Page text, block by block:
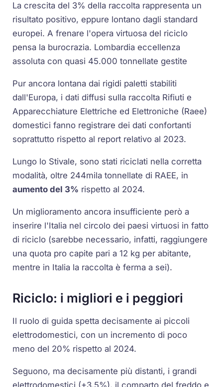
La crescita del 3% della raccolta rappresenta un
risultato positivo, eppure lontano dagli standard
europei. A frenare l'opera virtuosa del riciclo
pensa la burocrazia. Lombardia eccellenza
assoluta con quasi 45.000 tonnellate gestite
Pur ancora lontana dai rigidi paletti stabiliti
dall'Europa, i dati diffusi sulla raccolta Rifiuti e
Apparecchiature Elettriche ed Elettroniche (Raee)
domestici fanno registrare dei dati confortanti
soprattutto rispetto al report relativo al 2023.
Lungo lo Stivale, sono stati riciclati nella corretta
modalità, oltre 244mila tonnellate di RAEE, in
aumento del 3% rispetto al 2024.
Un miglioramento ancora insufficiente però a
inserire l'Italia nel circolo dei paesi virtuosi in fatto
di riciclo (sarebbe necessario, infatti, raggiungere
una quota pro capite pari a 12 kg per abitante,
mentre in Italia la raccolta è ferma a sei).
Riciclo: i migliori e i peggiori
Il ruolo di guida spetta decisamente ai piccoli
elettrodomestici, con un incremento di poco
meno del 20% rispetto al 2024.
Seguono, ma decisamente più distanti, i grandi
elettrodomestici (+3,5%), il comparto del freddo e